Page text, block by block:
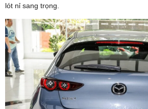
lót nỉ sang trọng.